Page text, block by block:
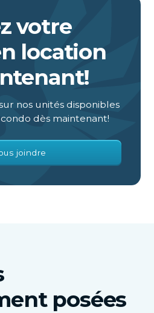
votre
location
nos unités disponibles
dès maintenant!
joindre
posées